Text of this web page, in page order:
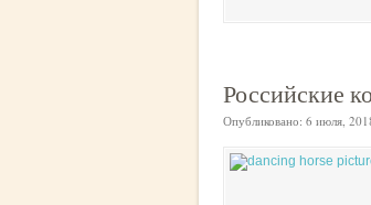
Российские
Опубликовано: 6 июля,